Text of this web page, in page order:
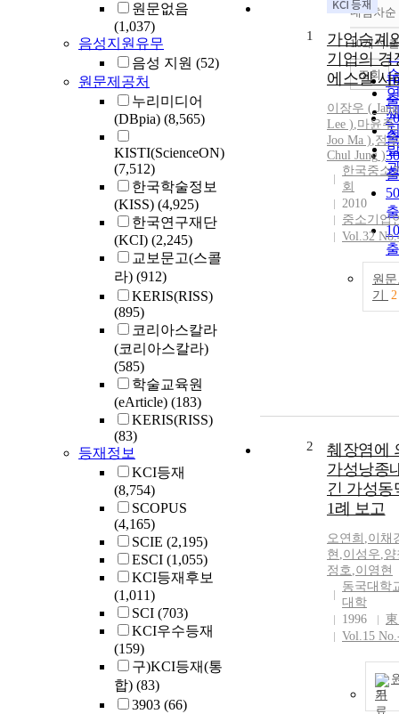
원문없음
(1,037)
음성지원유무
음성 지원 (52)
원문제공처
누리미디어
(DBpia) (8,565)
KISTI(ScienceON)
(7,512)
한국학술정보
(KISS) (4,925)
한국연구재단
(KCI) (2,245)
교보문고(스콜
라) (912)
KERIS(RISS)
(895)
코리아스칼라
(코리아스칼라)
(585)
학술교육원
(eArticle) (183)
KERIS(RISS)
(83)
등재정보
KCI등재
(8,754)
SCOPUS
(4,165)
SCIE (2,195)
ESCI (1,055)
KCI등재후보
(1,011)
SCI (703)
KCI우수등재
(159)
구)KCI등재(통
합) (83)
3903 (66)
내림차순
10개씩
조회
1
가업승계
기업의 경
에스엘 사
이장우 (
Lee ),마윤주
Joo Ma ),정
Chul Jung )
한국중소
회
2010
중소기업
Vol.32
원
기
2
2
췌장염에
가성낭종
긴 가성동
1례 보고
오연희 ,이채
현 ,이성우,
정호,이영현
동국대학
대학
1996
Vol.15
기